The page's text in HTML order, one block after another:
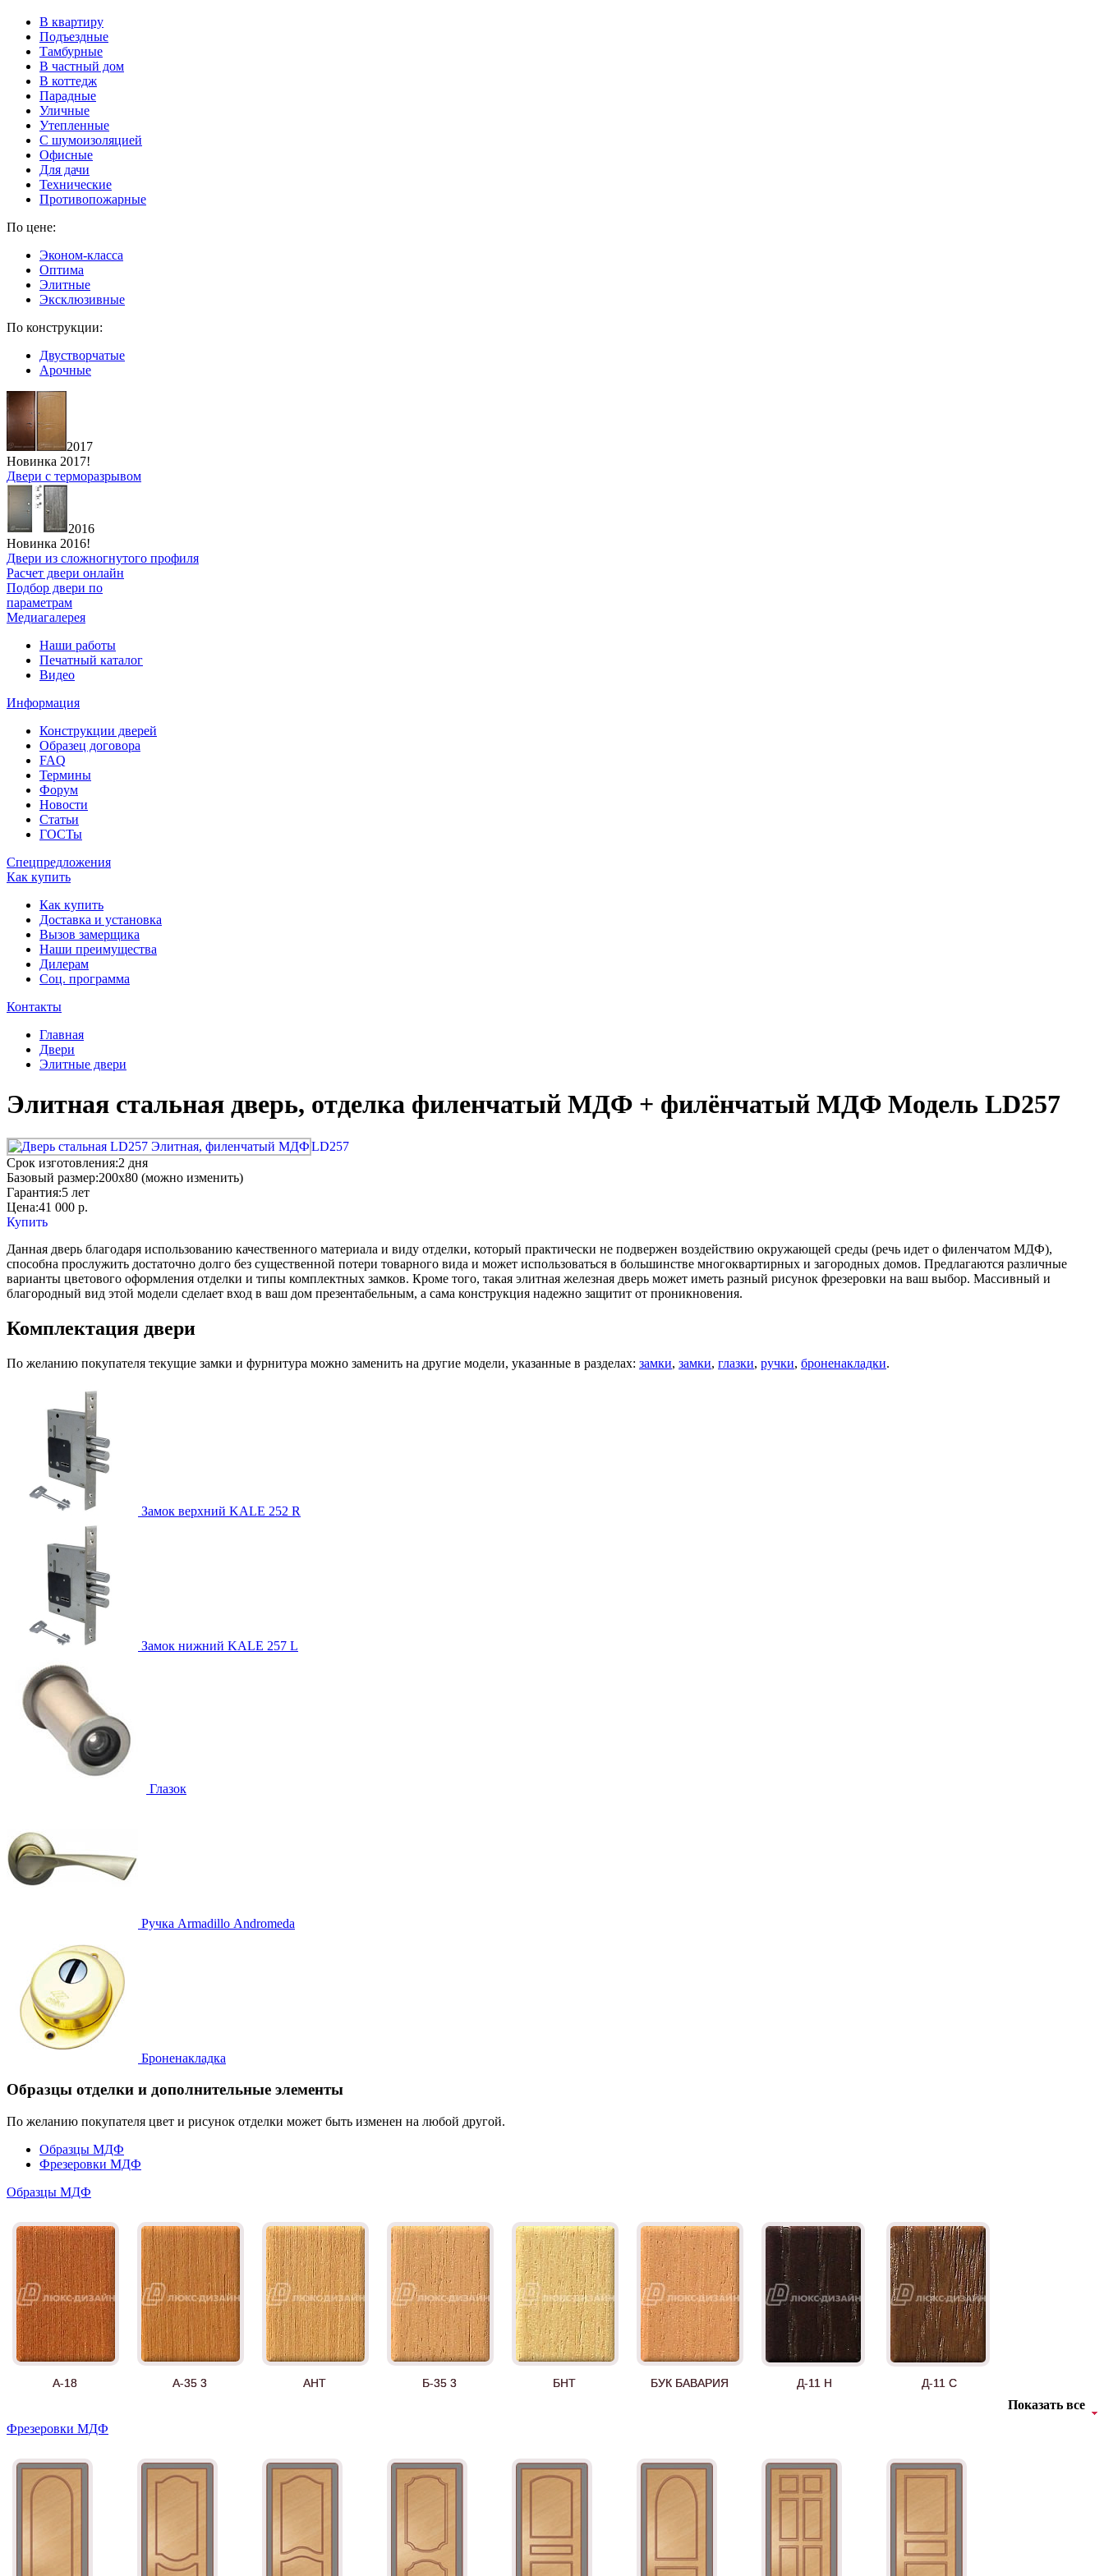
В квартиру
Подъездные
Тамбурные
В частный дом
В коттедж
Парадные
Уличные
Утепленные
C шумоизоляцией
Офисные
Для дачи
Технические
Противопожарные
По цене:
Эконом-класса
Оптима
Элитные
Эксклюзивные
По конструкции:
Двустворчатые
Арочные
2017
Новинка 2017!
Двери с терморазрывом
2016
Новинка 2016!
Двери из сложногнутого профиля
Расчет двери онлайн
Подбор двери по
параметрам
Медиагалерея
Наши работы
Печатный каталог
Видео
Информация
Конструкции дверей
Образец договора
FAQ
Термины
Форум
Новости
Статьи
ГОСТы
Спецпредложения
Как купить
Как купить
Доставка и установка
Вызов замерщика
Наши преимущества
Дилерам
Соц. программа
Контакты
Главная
Двери
Элитные двери
Элитная стальная дверь, отделка филенчатый МДФ + филёнчатый МДФ Модель LD257
LD257
Срок изготовления:2 дня
Базовый размер:200x80 (можно изменить)
Гарантия:5 лет
Цена:41 000 р.
Купить
Данная дверь благодаря использованию качественного материала и виду отделки, который практически не подвержен воздействию окружающей среды (речь идет о филенчатом МДФ),
способна прослужить достаточно долго без существенной потери товарного вида и может использоваться в большинстве многоквартирных и загородных домов. Предлагаются различные
варианты цветового оформления отделки и типы комплектных замков. Кроме того, такая элитная железная дверь может иметь разный рисунок фрезеровки на ваш выбор. Массивный и
благородный вид этой модели сделает вход в ваш дом презентабельным, а сама конструкция надежно защитит от проникновения.
Комплектация двери
По желанию покупателя текущие замки и фурнитура можно заменить на другие модели, указанные в разделах: замки, замки, глазки, ручки, броненакладки.
Замок верхний KALE 252 R
Замок нижний KALE 257 L
Глазок
Ручка Armadillo Аndromeda
Броненакладка
Образцы отделки и дополнительные элементы
По желанию покупателя цвет и рисунок отделки может быть изменен на любой другой.
Образцы МДФ
Фрезеровки МДФ
Образцы МДФ
А-18 А-35 3 АНТ Б-35 3 БНТ БУК БАВАРИЯ Д-11 Н Д-11 С
Д-15 60 Д-35 Н Д-35 С Д-35 СС Д-36 Н
Показать все
Фрезеровки МДФ